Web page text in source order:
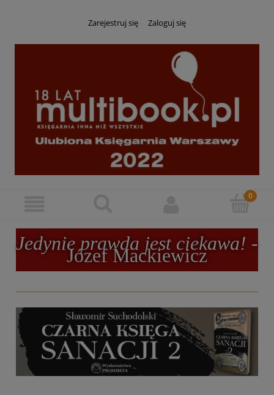
Zarejestruj się Zaloguj się
Jedynie prawda jest ciekawa! -
Józef Mackiewicz